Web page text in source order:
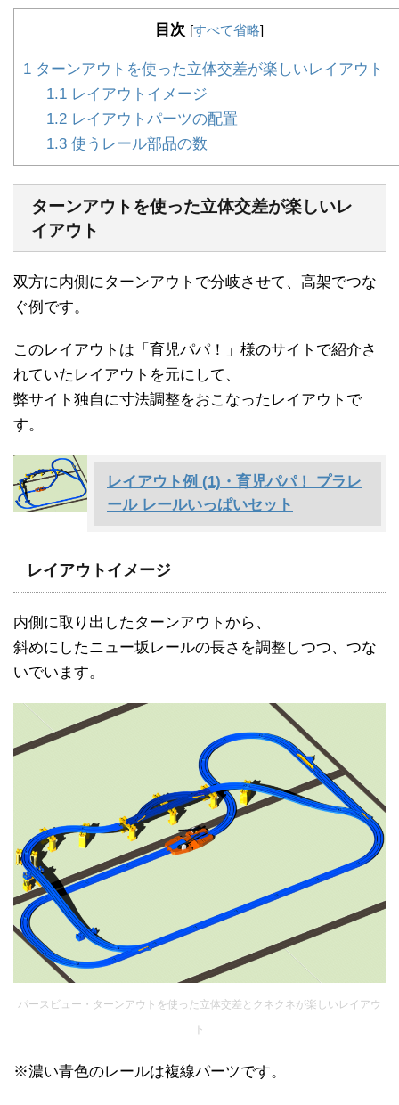
目次 [すべて省略]
1 ターンアウトを使った立体交差が楽しいレイアウト
1.1レイアウトイメージ
1.2レイアウトパーツの配置
1.3使うレール部品の数
ターンアウトを使った立体交差が楽しいレ
イアウト
双方に内側にターンアウトで分岐させて、高架でつな
ぐ例です。
このレイアウトは「育児パパ！」様のサイトで紹介さ
れていたレイアウトを元にして、
弊サイト独自に寸法調整をおこなったレイアウトで
す。
レイアウト例 (1)・育児パパ！ プラレ
ール レールいっぱいセット
レイアウトイメージ
内側に取り出したターンアウトから、
斜めにしたニュー坂レールの長さを調整しつつ、つな
いでいます。
パースビュー・ターンアウトを使った立体交差とクネクネが楽しいレイアウ
ト
※濃い青色のレールは複線パーツです。